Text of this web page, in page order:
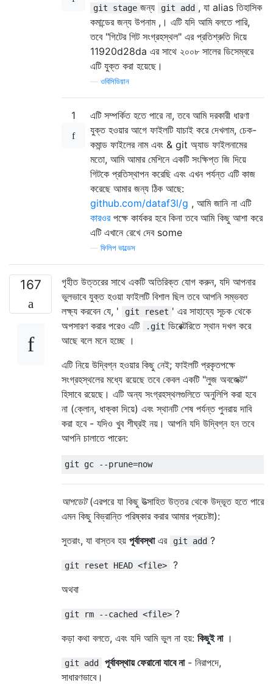
git stage জন্য git add , যা alias তিহাসিক
কমান্ডের জন্য উপনাম ,। এটি যদি আমি বলতে পারি,
তবে "গিটের গিট সংগ্রহস্থল" এর প্রতিশ্রুতি দিয়ে
11920d28da এর সাথে ২০০৮ সালের ডিসেম্বরে
এটি যুক্ত করা হয়েছে।
ওবিসিডিয়ান
1
এটি সম্পর্কিত হতে পারে না, তবে আমি দরকারী ধারণা
যুক্ত হওয়ার আগে ফাইলটি যাচাই করে দেখলাম, চেক-
কমান্ড ফাইলের নাম এবং & git অ্যাড ফাইলনামের
মতো, আমি আমার মেশিনে একটি সংক্ষিপ্ত জি দিয়ে
গিটকে প্রতিস্থাপন করেছি এবং এখন পর্যন্ত এটি কাজ
করেছে আমার জন্য ঠিক আছে:
github.com/dataf3l/g , আমি জানি না এটি
কারওরপক্ষে কার্যকর হবে কিনা তবে আমি কিছু আশা করে
এটি এখানে রেখে দেব some
ফিলিপ ভাল্ডেস
167
গৃহীত উত্তরের সাথে একটি অতিরিক্ত যোগ করুন, যদি আপনার
ভুলভাবে যুক্ত হওয়া ফাইলটি বিশাল ছিল তবে আপনি সম্ভবত
লক্ষ্য করবেন যে, '
git reset ' এর সাহায্যে সূচক থেকে
অপসারণ করার পরেও এটি
.git ডিরেক্টরিতে স্থান দখল করে
আছে বলে মনে হচ্ছে ।
এটি নিয়ে উদ্বিগ্ন হওয়ার কিছু নেই; ফাইলটি প্রকৃতপক্ষে
সংগ্রহস্থলের মধ্যে রয়েছে তবে কেবল একটি "লুজ অবজেক্ট"
হিসাবে রয়েছে। এটি অন্য সংগ্রহস্থলগুলিতে অনুলিপি করা হবে
না (ক্লোন, ধাক্কা দিয়ে) এবং স্থানটি শেষ পর্যন্ত পুনরায় দাবি
করা হবে - যদিও খুব শীঘ্রই নয়। আপনি যদি উদ্বিগ্ন হন তবে
আপনি চালাতে পারেন:
আপডেট(এরপরে যা কিছু উত্সাহিত উত্তর থেকে উদ্ভূত হতে পারে
এমন কিছু বিভ্রান্তি পরিষ্কার করার আমার প্রচেষ্টা):
সুতরাং, যা বাস্তব হয় পূর্বাবস্থাএর git add ?
git reset HEAD <file>
?
অথবা
git rm --cached <file> ?
কড়া কথা বলতে, এবং যদি আমি ভুল না হয়: কিছুই না।
git add পূর্বাবস্থায় ফেরানো যাবে না- নিরাপদে,
সাধারণভাবে।